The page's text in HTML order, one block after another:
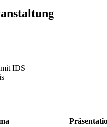
IDS